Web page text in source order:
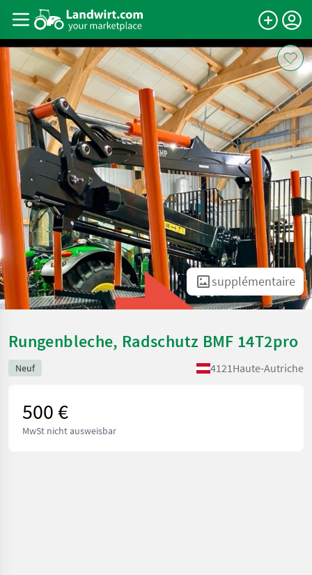
supplémentaire
Rungenbleche, Radschutz BMF 14T2pro
Neuf 4121Haute-Autriche
500 €
MwSt nicht ausweisbar